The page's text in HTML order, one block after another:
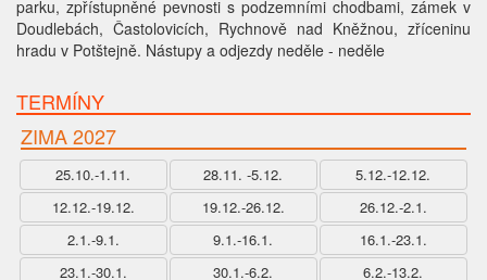
parku, zpřístupněné pevnosti s podzemními chodbami, zámek v
Doudlebách, Častolovicích, Rychnově nad Kněžnou, zříceninu
hradu v Potštejně. Nástupy a odjezdy neděle - neděle
TERMÍNY
ZIMA 2027
25.10.-1.11. 28.11. -5.12.
5.12.-12.12.
12.12.-19.12.
19.12.-26.12.
26.12.-2.1.
2.1.-9.1.
9.1.-16.1.
16.1.-23.1.
23.1.-30.1.
30.1.-6.2.
6.2.-13.2.